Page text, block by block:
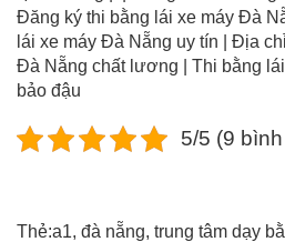
Đăng ký thi bằng lái xe máy Đà
lái xe máy Đà Nẵng uy tín | Địa
Đà Nẵng chất lương | Thi bằng
bảo đậu
5/5 (9
Thẻ:a1, đà nẵng, trung tâm dạy